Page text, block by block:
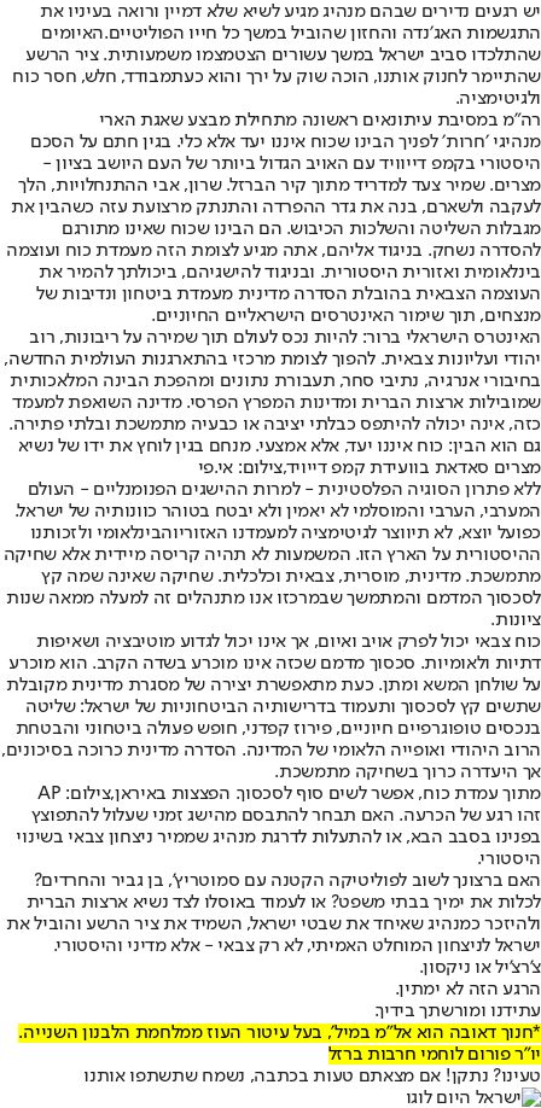
יש רגעים נדירים שבהם מנהיג מגיע לשיא שלא דמיין ורואה בעיניו את
התגשמות האג׳נדה והחזון שהוביל במשך כל חייו הפוליטיים.האיומים
שהתלכדו סביב ישראל במשך עשורים הצטמצמו משמעותית. ציר הרשע
שהתיימר לחנוק אותנו, הוכה שוק על ירך והוא כעתמבודד, חלש, חסר כוח
ולגיטימציה.
רה"מ במסיבת עיתונאים ראשונה מתחילת מבצע שאגת הארי
מנהיגי ׳חרות׳ לפניך הבינו שכוח איננו יעד אלא כלי. בגין חתם על הסכם
היסטורי בקמפ דייוויד עם האויב הגדול ביותר של העם היושב בציון -
מצרים. שמיר צעד למדריד מתוך קיר הברזל. שרון, אבי ההתנחלויות, הלך
לעקבה ולשארם, בנה את גדר ההפרדה והתנתק מרצועת עזה כשהבין את
מגבלות השליטה והשלכות הכיבוש. הם הבינו שכוח שאינו מתורגם
להסדרה נשחק. בניגוד אליהם, אתה מגיע לצומת הזה מעמדת כוח ועוצמה
בינלאומית ואזורית היסטורית. ובניגוד להישגיהם, ביכולתך להמיר את
העוצמה הצבאית בהובלת הסדרה מדינית מעמדת ביטחון ונדיבות של
מנצחים, תוך שימור האינטרסים הישראליים החיוניים.
האינטרס הישראלי ברור: להיות נכס לעולם תוך שמירה על ריבונות, רוב
יהודי ועליונות צבאית. להפוך לצומת מרכזי בהתארגנות העולמית החדשה,
בחיבורי אנרגיה, נתיבי סחר, תעבורת נתונים ומהפכת הבינה המלאכותית
שמובילות ארצות הברית ומדינות המפרץ הפרסי. מדינה השואפת למעמד
כזה, אינה יכולה להיתפס כבלתי יציבה או כבעיה מתמשכת ובלתי פתירה.
גם הוא הבין: כוח איננו יעד, אלא אמצעי. מנחם בגין לוחץ את ידו של נשיא
מצרים סאדאת בוועידת קמפ דייויד,צילום: אי.פי
ללא פתרון הסוגיה הפלסטינית - למרות ההישגים הפנומנליים - העולם
המערבי, הערבי והמוסלמי לא יאמין ולא יבטח בטוהר כוונותיה של ישראל.
כפועל יוצא, לא תיווצר לגיטימציה למעמדנו האזוריוהבינלאומי ולזכותנו
ההיסטורית על הארץ הזו. המשמעות לא תהיה קריסה מיידית אלא שחיקה
מתמשכת. מדינית, מוסרית, צבאית וכלכלית. שחיקה שאינה שמה קץ
לסכסוך המדמם והמתמשך שבמרכזו אנו מתנהלים זה למעלה ממאה שנות
ציונות.
כוח צבאי יכול לפרק אויב ואיום, אך אינו יכול לגדוע מוטיבציה ושאיפות
דתיות ולאומיות. סכסוך מדמם שכזה אינו מוכרע בשדה הקרב. הוא מוכרע
על שולחן המשא ומתן. כעת מתאפשרת יצירה של מסגרת מדינית מקובלת
שתשים קץ לסכסוך ותעמוד בדרישותיה הביטחוניות של ישראל: שליטה
בנכסים טופוגרפיים חיוניים, פירוז קפדני, חופש פעולה ביטחוני והבטחת
הרוב היהודי ואופייה הלאומי של המדינה. הסדרה מדינית כרוכה בסיכונים,
אך היעדרה כרוך בשחיקה מתמשכת.
מתוך עמדת כוח, אפשר לשים סוף לסכסוך. הפצצות באיראן,צילום: AP
זהו רגע של הכרעה. האם תבחר להתבסם מהישג זמני שעלול להתפוצץ
בפנינו בסבב הבא, או להתעלות לדרגת מנהיג שממיר ניצחון צבאי בשינוי
היסטורי.
האם ברצונך לשוב לפוליטיקה הקטנה עם סמוטריץ’, בן גביר והחרדים?
לכלות את ימיך בבתי משפט? או לעמוד באוסלו לצד נשיא ארצות הברית
ולהיזכר כמנהיג שאיחד את שבטי ישראל, השמיד את ציר הרשע והוביל את
ישראל לניצחון המוחלט האמיתי, לא רק צבאי - אלא מדיני והיסטורי.
צ’רצ’יל או ניקסון.
הרגע הזה לא ימתין.
עתידנו ומורשתך בידיך.
*חנוך דאובה הוא אל"מ במיל', בעל עיטור העוז ממלחמת הלבנון השנייה.
יו"ר פורום לוחמי חרבות ברזל
טעינו? נתקן! אם מצאתם טעות בכתבה, נשמח שתשתפו אותנו